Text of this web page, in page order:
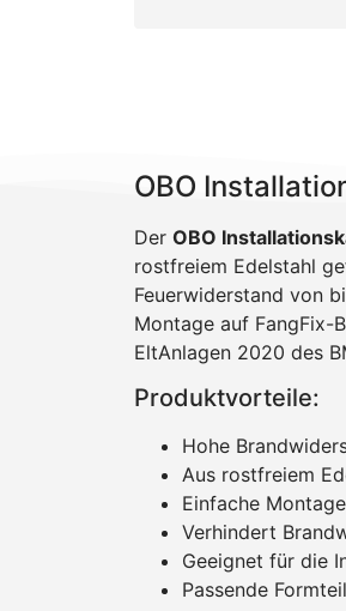
OBO
Der OBO
rostfreiem Edelstahl
Feuerwiderstand von
Montage auf FangFix-
EltAnlagen 2020 des
Produktvorteile:
Hohe
Aus rostfreiem
Einfache Montage
Verhindert
Geeignet für die
Passende